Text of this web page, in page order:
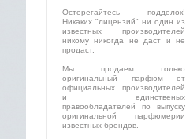
Остерегайтесь подделок!
Никаких "лицензий" ни один из
известных производителей
никому никогда не даст и не
продаст.
Мы продаем только
оригинальный парфюм от
официальных производителей
и единственых
правообладателей по выпуску
оригинальной парфюмерии
известных брендов.